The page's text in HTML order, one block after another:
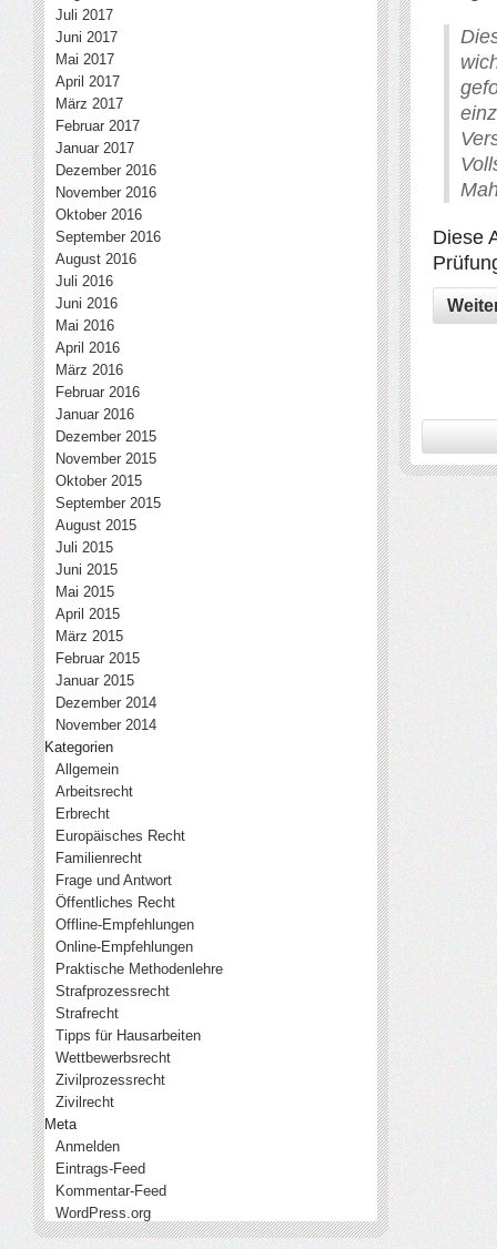
Diese
Juli 2017
Juni 2017
Mai 2017
April 2017
März 2017
Februar 2017
Januar 2017
Dezember 2016
November 2016
Oktober 2016
September 2016
August 2016
Juli 2016
Juni 2016
Mai 2016
April 2016
März 2016
Februar 2016
Januar 2016
Dezember 2015
November 2015
Oktober 2015
September 2015
August 2015
Juli 2015
Juni 2015
Mai 2015
April 2015
März 2015
Februar 2015
Januar 2015
Dezember 2014
November 2014
Kategorien
Allgemein
Arbeitsrecht
Erbrecht
Europäisches Recht
Familienrecht
Frage und Antwort
Öffentliches Recht
Offline-Empfehlungen
Online-Empfehlungen
Praktische Methodenlehre
Strafprozessrecht
Strafrecht
Tipps für Hausarbeiten
Wettbewerbsrecht
Zivilprozessrecht
Zivilrecht
Meta
Anmelden
Eintrags-Feed
Kommentar-Feed
WordPress.org